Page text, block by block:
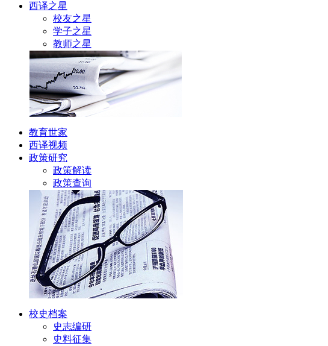
西译之星
校友之星
学子之星
教师之星
教育世家
西译视频
政策研究
政策解读
政策查询
校史档案
史志编研
史料征集